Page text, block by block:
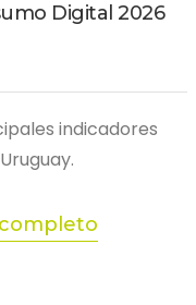
Digital 2026
indicadores